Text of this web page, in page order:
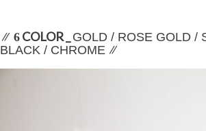
∥ 6 COLOR _ GOLD / ROSE GOLD /
BLACK / CHROME ∥